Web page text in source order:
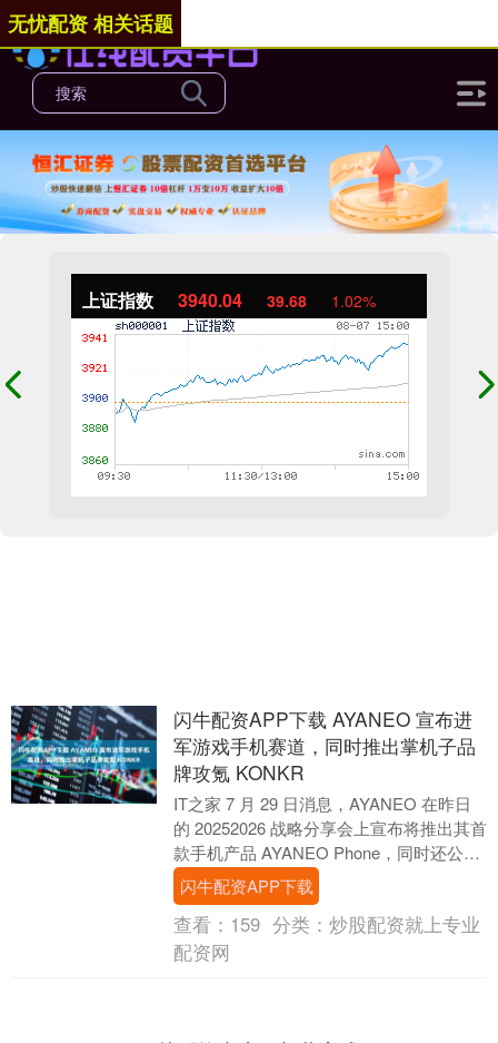
上证指数 3940.04 39.68 1.02%
无忧配资 相关话题
闪牛配资APP下载 AYANEO 宣布进
军游戏手机赛道，同时推出掌机子品
牌攻氪 KONKR
IT之家 7 月 29 日消息，AYANEO 在昨日
的 20252026 战略分享会上宣布将推出其首
款手机产品 AYANEO Phone，同时还公布
了其掌机子品....
闪牛配资APP下载
查看： 159 分类： 炒股配资就上专业
配资网